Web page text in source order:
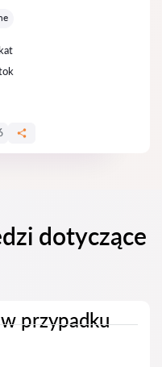
dotyczące
przypadku